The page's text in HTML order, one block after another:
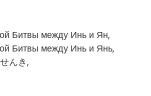
Битвы между Инь и Ян,
Битвы между Инь и Янь,
んき,